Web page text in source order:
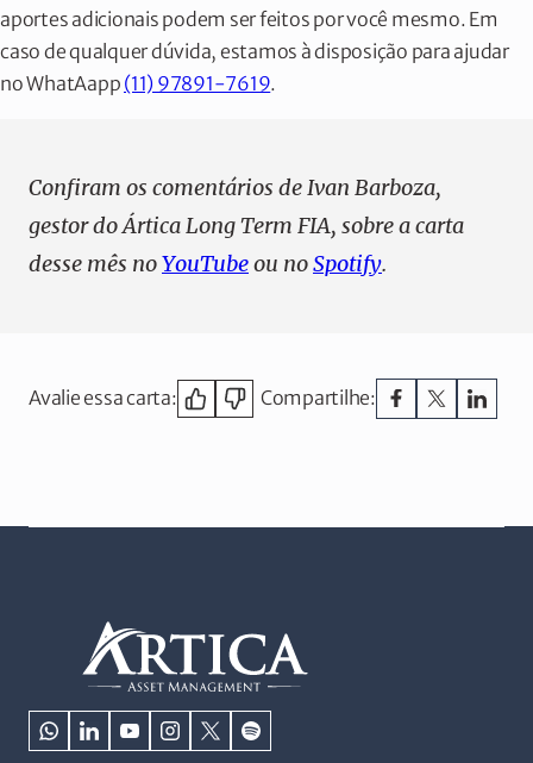
aportes adicionais podem ser feitos por você mesmo. Em
caso de qualquer dúvida, estamos à disposição para ajudar
no WhatAapp (11) 97891-7619.
Confiram os comentários de Ivan Barboza,
gestor do Ártica Long Term FIA, sobre a carta
desse mês noYouTubeou noSpotify.
Avalie essa carta: Compartilhe:
Ler mais
test
Disponível em vídeo